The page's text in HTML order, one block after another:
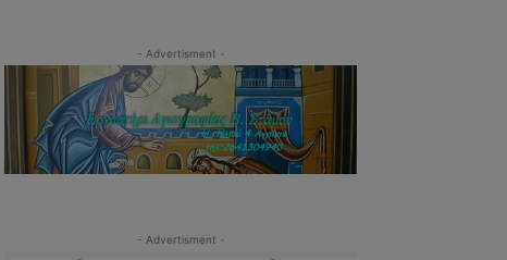
- Advertisment -
- Advertisment -